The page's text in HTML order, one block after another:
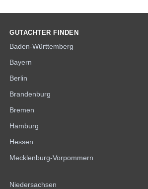
GUTACHTER FINDEN
Baden-Württemberg
Bayern
Berlin
Brandenburg
Bremen
Hamburg
Hessen
Mecklenburg-Vorpommern
Niedersachsen